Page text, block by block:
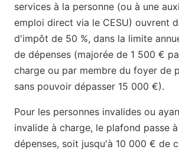
services à la personne (ou à une
emploi direct via le CESU) ouvrent
d'impôt de 50 %, dans la limite
de dépenses (majorée de 1 500 €
charge ou par membre du foyer de
sans pouvoir dépasser 15 000 €).
Pour les personnes invalides ou
invalide à charge, le plafond passe à
dépenses, soit jusqu'à 10 000 € de